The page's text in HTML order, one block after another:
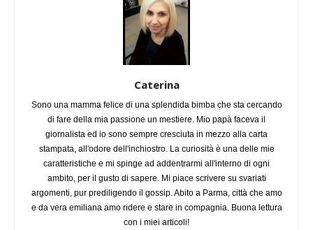
Caterina
Sono una mamma felice di una splendida bimba che sta cercando
di fare della mia passione un mestiere. Mio papà faceva il
giornalista ed io sono sempre cresciuta in mezzo alla carta
stampata, all'odore dell'inchiostro. La curiosità è una delle mie
caratteristiche e mi spinge ad addentrarmi all'interno di ogni
ambito, per il gusto di sapere. Mi piace scrivere su svariati
argomenti, pur prediligendo il gossip. Abito a Parma, città che amo
e da vera emiliana amo ridere e stare in compagnia. Buona lettura
con i miei articoli!